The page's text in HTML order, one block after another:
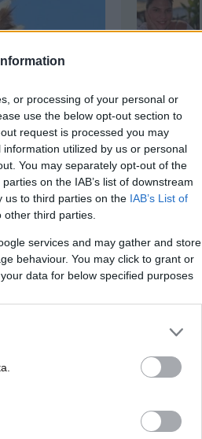
or processing of your personal or
use the below opt-out section to
request is processed you may
utilized by us or personal
You may separately opt-out of the
on the IAB’s list of downstream
us to third parties on the IAB’s List of
third parties.
services and may gather and store
behaviour. You may click to grant or
data for below specified purposes